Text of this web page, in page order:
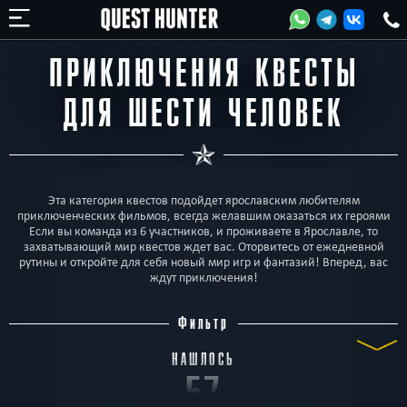
ПРИКЛЮЧЕНИЯ КВЕСТЫ
ДЛЯ ШЕСТИ ЧЕЛОВЕК
Эта категория квестов подойдет ярославским любителям
приключенческих фильмов, всегда желавшим оказаться их героями
Если вы команда из 6 участников, и проживаете в Ярославле, то
захватывающий мир квестов ждет вас. Оторвитесь от ежедневной
рутины и откройте для себя новый мир игр и фантазий! Вперед, вас
ждут приключения!
Фильтр
НАШЛОСЬ
57